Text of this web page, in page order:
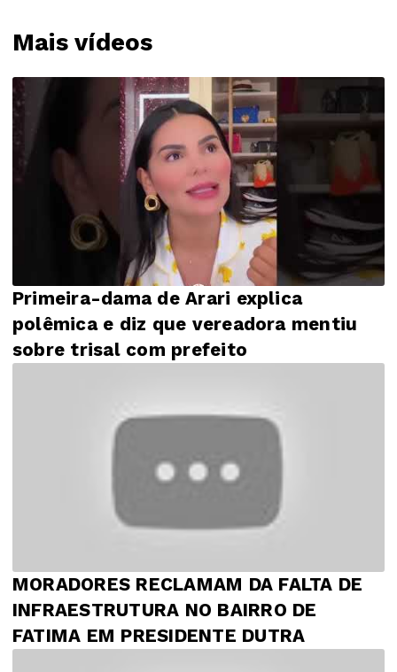
Mais vídeos
Primeira-dama de Arari explica
polêmica e diz que vereadora mentiu
sobre trisal com prefeito
MORADORES RECLAMAM DA FALTA DE
INFRAESTRUTURA NO BAIRRO DE
FATIMA EM PRESIDENTE DUTRA